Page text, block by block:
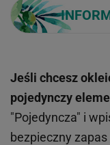
Jeśli chcesz
pojedynczy
"Pojedyncza" i
bezpieczny